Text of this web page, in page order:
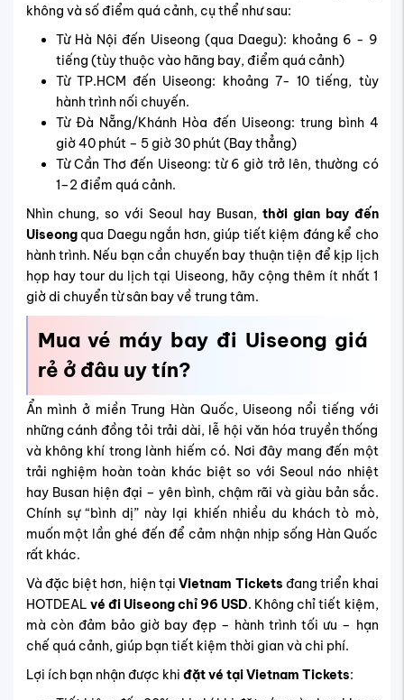
không và số điểm quá cảnh, cụ thể như sau:
Từ Hà Nội đến Uiseong (qua Daegu): khoảng 6 - 9
tiếng (tùy thuộc vào hãng bay, điểm quá cảnh)
Từ TP.HCM đến Uiseong: khoảng 7- 10 tiếng, tùy
hành trình nối chuyến.
Từ Đà Nẵng/Khánh Hòa đến Uiseong: trung bình 4
giờ 40 phút – 5 giờ 30 phút (Bay thẳng)
Từ Cần Thơ đến Uiseong: từ 6 giờ trở lên, thường có
1–2 điểm quá cảnh.
Nhìn chung, so với Seoul hay Busan, thời gian bay đến
Uiseongqua Daegu ngắn hơn, giúp tiết kiệm đáng kể cho
hành trình. Nếu bạn cần chuyến bay thuận tiện để kịp lịch
họp hay tour du lịch tại Uiseong, hãy cộng thêm ít nhất 1
giờ di chuyển từ sân bay về trung tâm.
Mua vé máy bay đi Uiseong giá
rẻ ở đâu uy tín?
Ẩn mình ở miền Trung Hàn Quốc, Uiseong nổi tiếng với
những cánh đồng tỏi trải dài, lễ hội văn hóa truyền thống
và không khí trong lành hiếm có. Nơi đây mang đến một
trải nghiệm hoàn toàn khác biệt so với Seoul náo nhiệt
hay Busan hiện đại – yên bình, chậm rãi và giàu bản sắc.
Chính sự “bình dị” này lại khiến nhiều du khách tò mò,
muốn một lần ghé đến để cảm nhận nhịp sống Hàn Quốc
rất khác.
Và đặc biệt hơn, hiện tạiVietnam Tickets đang triển khai
HOTDEAL vé đi Uiseong chỉ 96 USD. Không chỉ tiết kiệm,
mà còn đảm bảo giờ bay đẹp – hành trình tối ưu – hạn
chế quá cảnh, giúp bạn tiết kiệm thời gian và chi phí.
Lợi ích bạn nhận được khi đặt vé tại Vietnam Tickets: